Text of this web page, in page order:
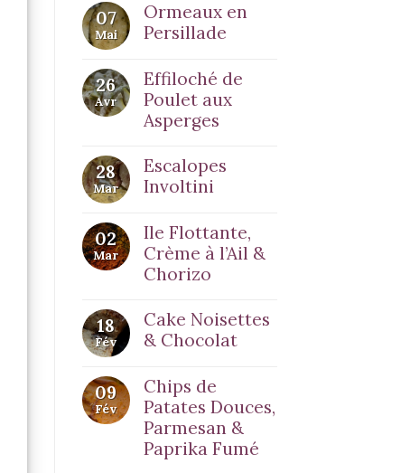
07
Mai
Ormeaux en
Persillade
26
Avr
Effiloché de
Poulet aux
Asperges
28
Mar
Escalopes
Involtini
02
Mar
Ile Flottante,
Crème à l’Ail &
Chorizo
18
Fév
Cake Noisettes
& Chocolat
09
Fév
Chips de
Patates Douces,
Parmesan &
Paprika Fumé